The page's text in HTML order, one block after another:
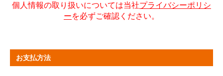
ものとします。
第４条 本サービスの利用を希望する者は、本規約の内容
を承諾したうえで、当社所定のオンラインサインアップの
個人情報の取り扱いについては当社プライバシーポリシ
ーを必ずご確認ください。
お支払方法